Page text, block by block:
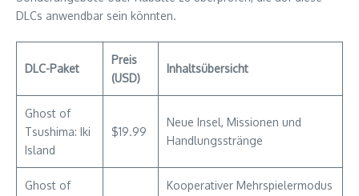
DLCs anwendbar sein könnten.
DLC-Paket
Preis
(USD)
Inhaltsübersicht
Ghost of
Tsushima: Iki
Island
$19.99
Neue Insel, Missionen und
Handlungsstränge
Ghost of
Kooperativer Mehrspielermodus